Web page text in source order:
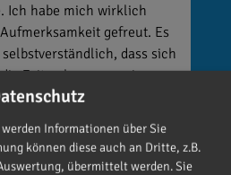
Ich habe mich wirklich
gefreut. Es
dass sich
Zeit nehmen, an einen zu
weiß ich das zu schätzen.
Informationen über Sie
können diese auch an Dritte, z.B.
übermittelt werden. Sie